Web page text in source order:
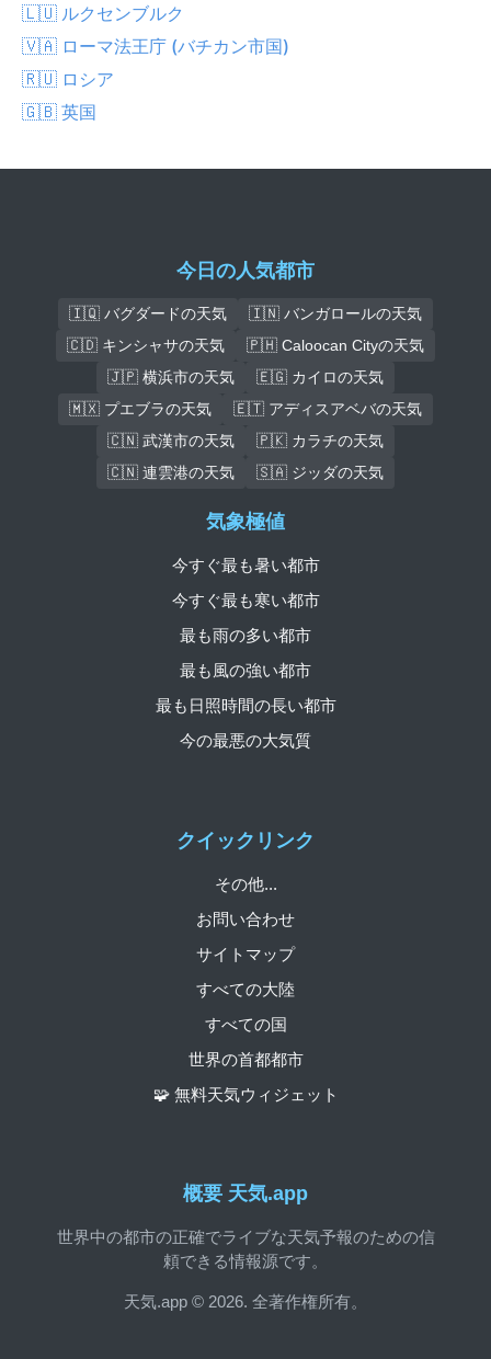
🇱🇺 ルクセンブルク
🇻🇦 ローマ法王庁 (バチカン市国)
🇷🇺 ロシア
🇬🇧 英国
今日の人気都市
🇮🇶 バグダードの天気
🇮🇳 バンガロールの天気
🇨🇩 キンシャサの天気
🇵🇭 Caloocan Cityの天気
🇯🇵 横浜市の天気
🇪🇬 カイロの天気
🇲🇽 プエブラの天気
🇪🇹 アディスアベバの天気
🇨🇳 武漢市の天気
🇵🇰 カラチの天気
🇨🇳 連雲港の天気
🇸🇦 ジッダの天気
概要 天気.app
世界中の都市の正確でライブな天気予報のための信
頼できる情報源です。
天気.app © 2026. 全著作権所有。
クイックリンク
その他...
お問い合わせ
サイトマップ
すべての大陸
すべての国
世界の首都都市
🧩 無料天気ウィジェット
気象極値
今すぐ最も暑い都市
今すぐ最も寒い都市
最も雨の多い都市
最も風の強い都市
最も日照時間の長い都市
今の最悪の大気質